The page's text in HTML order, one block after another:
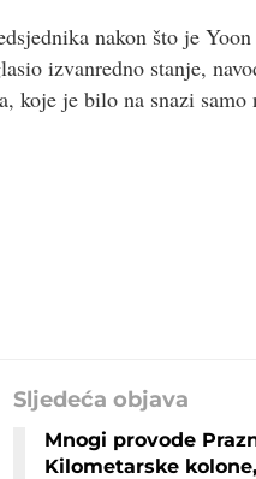
nakon što je
izvanredno stanje,
je bilo na snazi samo
Sljedeća objava
Mnogi provode
Kilometarske